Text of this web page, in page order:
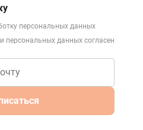
персональных данных
персональных данных согласен